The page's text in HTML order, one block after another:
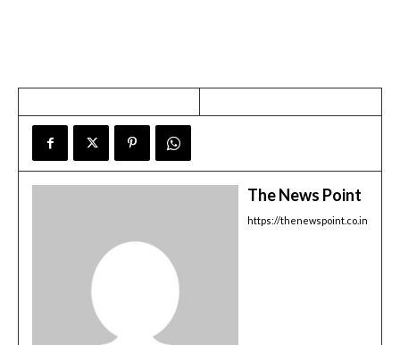
The News Point
https://thenewspoint.co.in